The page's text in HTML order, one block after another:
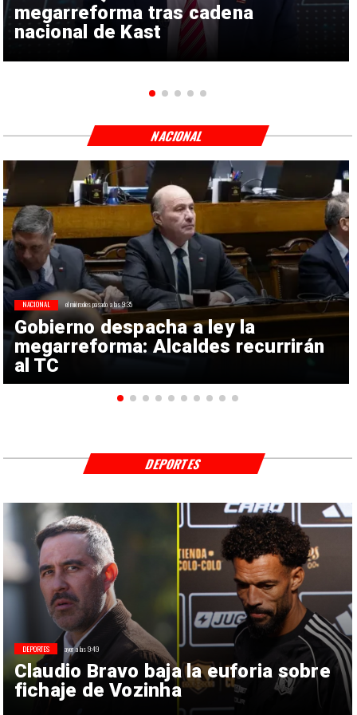
megarreforma tras cadena
nacional de Kast
Gobierno despacha a ley la
megarreforma: Alcaldes recurrirán
al TC
NACIONAL el miércoles pasado a las 9:35
NACIONAL
Claudio Bravo baja la euforia sobre
fichaje de Vozinha
DEPORTES ayer a las 9:49
DEPORTES